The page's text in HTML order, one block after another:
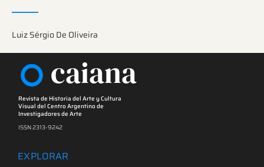
Luiz Sérgio De Oliveira
caiana
Revista de Historia del Arte y Cultura
Visual del Centro Argentino de
Investigadores de Arte
ISSN 2313-9242
EXPLORAR